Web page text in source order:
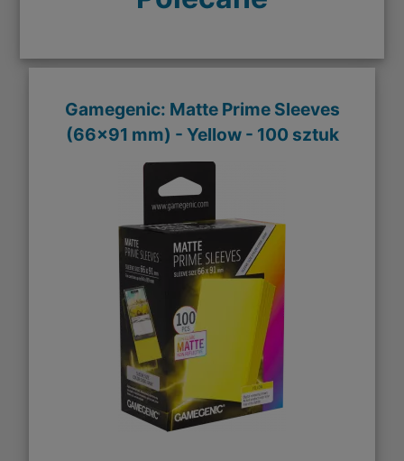
Gamegenic: Matte Prime Sleeves
(66x91 mm) - Yellow - 100 sztuk